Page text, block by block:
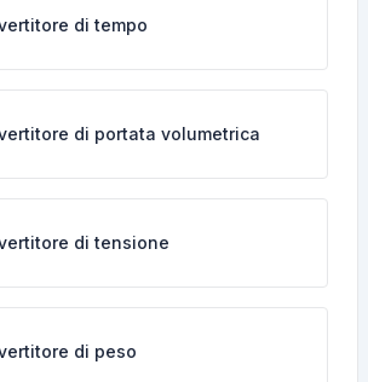
di tempo
di portata volumetrica
di tensione
di peso